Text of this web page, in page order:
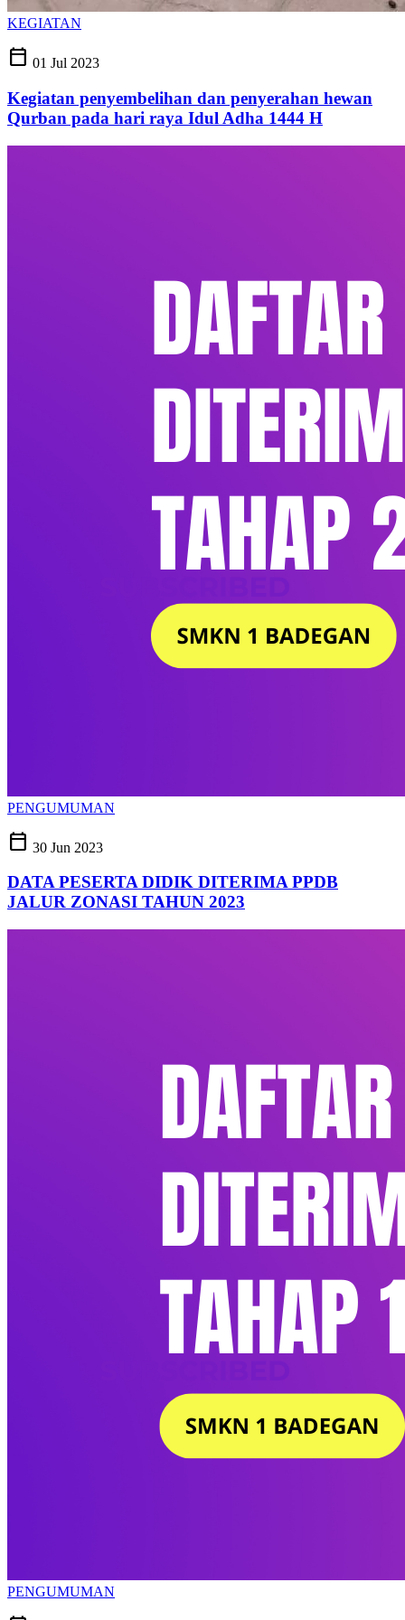
KEGIATAN
calendar_today 01 Jul 2023
Kegiatan penyembelihan dan penyerahan hewan
Qurban pada hari raya Idul Adha 1444 H
PENGUMUMAN
calendar_today 30 Jun 2023
DATA PESERTA DIDIK DITERIMA PPDB
JALUR ZONASI TAHUN 2023
PENGUMUMAN